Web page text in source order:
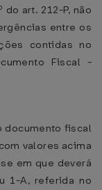
art. 212-P, não
entre os
contidas no
Fiscal -
documento fiscal
valores acima
em que deverá
1-A, referida no